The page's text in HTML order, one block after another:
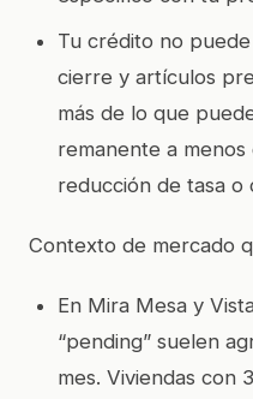
Tu crédito no
cierre y artículos
más de lo que
remanente a
reducción de tasa o
Contexto de mercado
En Mira Mesa y
“pending” suelen
mes. Viviendas con